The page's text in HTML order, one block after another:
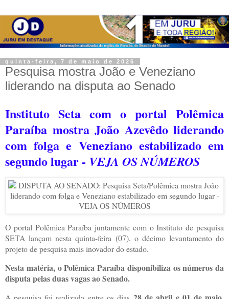
quinta-feira, 7 de maio de 2026
Pesquisa mostra João e Veneziano
liderando na disputa ao Senado
Instituto Seta com o portal Polêmica
Paraíba mostra João Azevêdo liderando
com folga e Veneziano estabilizado em
segundo lugar - VEJA OS NÚMEROS
O portal Polêmica Paraíba juntamente com o Instituto de pesquisa
SETA lançam nesta quinta-feira (07), o décimo levantamento do
projeto de pesquisa mais inovador do estado.
Nesta matéria, o Polêmica Paraíba disponibiliza os números da
disputa pelas duas vagas ao Senado.